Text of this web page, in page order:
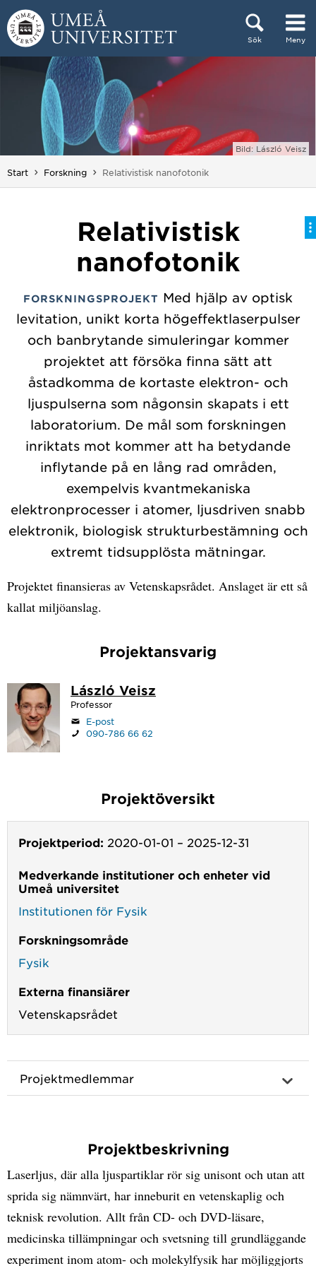
Hoppa direkt till innehållet
Sök Meny
Huvudmenyn dold.
Bild: László Veisz
Start Forskning Du är här:
Relativistisk nanofotonik
Relativistisk
nanofotonik
FORSKNINGSPROJEKT Med hjälp av optisk
levitation, unikt korta högeffektlaserpulser
och banbrytande simuleringar kommer
projektet att försöka finna sätt att
åstadkomma de kortaste elektron- och
ljuspulserna som någonsin skapats i ett
laboratorium. De mål som forskningen
inriktats mot kommer att ha betydande
inflytande på en lång rad områden,
exempelvis kvantmekaniska
elektronprocesser i atomer, ljusdriven snabb
elektronik, biologisk strukturbestämning och
extremt tidsupplösta mätningar.
Projektet finansieras av Vetenskapsrådet. Anslaget är ett så
kallat miljöanslag.
Projektansvarig
László Veisz
Professor
E-post
090-786 66 62
Projektöversikt
Projektperiod: 2020-01-01 – 2025-12-31
Medverkande institutioner och enheter vid
Umeå universitet
Institutionen för Fysik
Forskningsområde
Fysik
Externa finansiärer
Vetenskapsrådet
Projektmedlemmar
Projektbeskrivning
Laserljus, där alla ljuspartiklar rör sig unisont och utan att
sprida sig nämnvärt, har inneburit en vetenskaplig och
teknisk revolution. Allt från CD- och DVD-läsare,
medicinska tillämpningar och svetsning till grundläggande
experiment inom atom- och molekylfysik har möjliggjorts